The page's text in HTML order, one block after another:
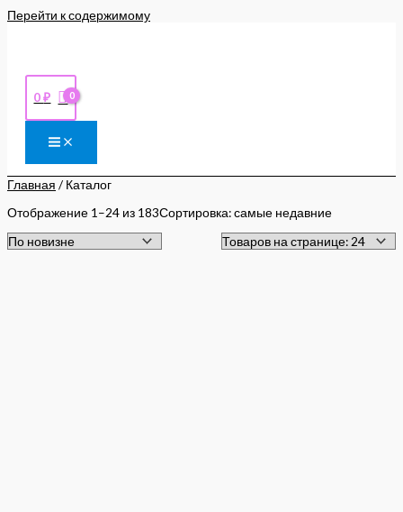
Перейти к содержимому
0₽
Главная / Каталог
Отображение 1–24 из 183Сортировка: самые недавние